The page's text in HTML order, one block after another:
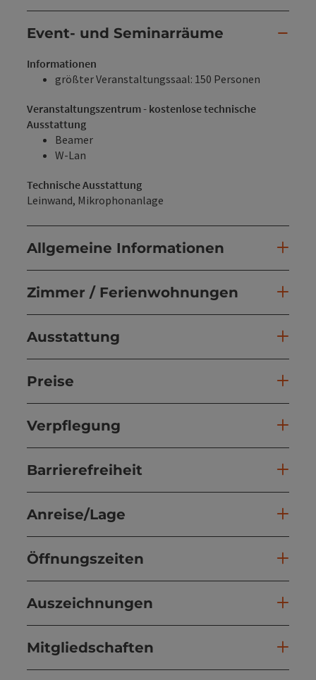
Event- und Seminarräume
Informationen
größter Veranstaltungssaal: 150 Personen
Veranstaltungszentrum - kostenlose technische
Ausstattung
Beamer
W-Lan
Technische Ausstattung
Leinwand, Mikrophonanlage
Allgemeine Informationen
Zimmer / Ferienwohnungen
Ausstattung
Preise
Verpflegung
Barrierefreiheit
Anreise/Lage
Öffnungszeiten
Auszeichnungen
Mitgliedschaften